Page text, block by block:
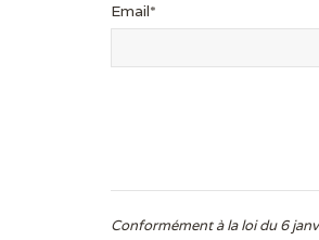
Email*
Conformément à la loi du 6